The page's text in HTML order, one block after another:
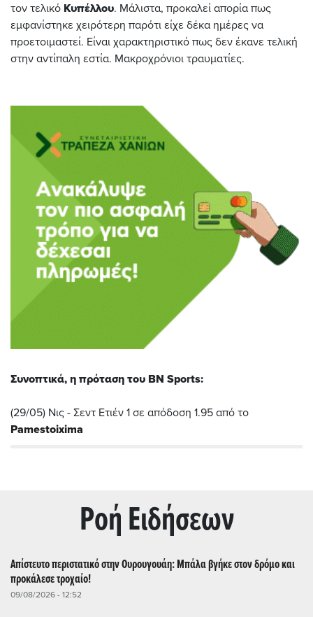
τον τελικό Κυπέλλου. Μάλιστα, προκαλεί απορία πως
εμφανίστηκε χειρότερη παρότι είχε δέκα ημέρες να
προετοιμαστεί. Είναι χαρακτηριστικό πως δεν έκανε τελική
στην αντίπαλη εστία. Μακροχρόνιοι τραυματίες.
Συνοπτικά, η πρόταση του BN Sports:
(29/05) Νις - Σεντ Ετιέν 1 σε απόδοση 1.95 από τo
Pamestoixima
Ρoή Ειδήσεων
Απίστευτο περιστατικό στην Ουρουγουάη: Μπάλα βγήκε στον δρόμο και
προκάλεσε τροχαίο!
09/08/2026 - 12:52